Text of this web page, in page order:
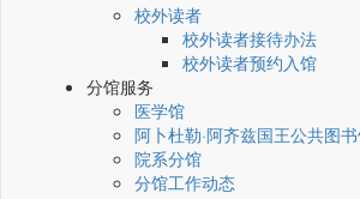
校外读者
校外读者接待办法
校外读者预约入馆
分馆服务
医学馆
阿卜杜勒·阿齐兹国王公共图
院系分馆
分馆工作动态